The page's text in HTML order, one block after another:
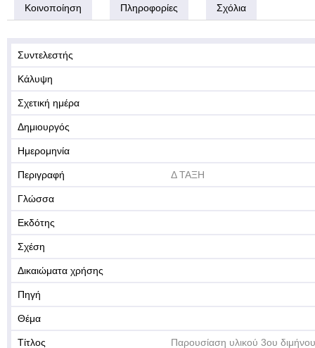
Κοινοποίηση Πληροφορίες Σχόλια
Συντελεστής
Κάλυψη
Σχετική ημέρα
Δημιουργός
Ημερομηνία
Περιγραφή Δ ΤΑΞΗ
Γλώσσα
Εκδότης
Σχέση
Δικαιώματα χρήσης
Πηγή
Θέμα
Τίτλος Παρουσίαση υλικού 3ου διμήνου